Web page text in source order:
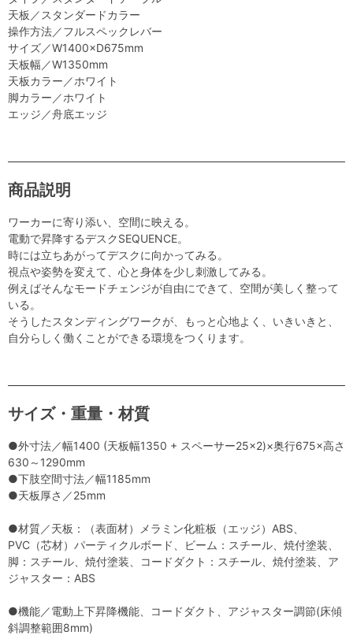
天板／スタンダードカラー
操作方法／フルスペックレバー
サイズ／W1400×D675mm
天板幅／W1350mm
天板カラー／ホワイト
脚カラー／ホワイト
エッジ／舟底エッジ
商品説明
ワーカーに寄り添い、空間に映える。
電動で昇降するデスクSEQUENCE。
時には立ちあがってデスクに向かってみる。
視点や姿勢を変えて、心と身体を少し刺激してみる。
例えばそんなモードチェンジが自由にできて、空間が美しく整って
いる。
そうしたスタンディングワークが、もっと心地よく、いきいきと、
自分らしく働くことができる環境をつくります。
サイズ・重量・材質
●外寸法／幅1400 (天板幅1350 + スペーサー25×2)×奥行675×高さ
630～1290mm
●下肢空間寸法／幅1185mm
●天板厚さ／25mm
●材質／天板：（表面材）メラミン化粧板（エッジ）ABS、
PVC（芯材）パーティクルボード、ビーム：スチール、焼付塗装、
脚：スチール、焼付塗装、コードダクト：スチール、焼付塗装、ア
ジャスター：ABS
●機能／電動上下昇降機能、コードダクト、アジャスター調節(床傾
斜調整範囲8mm)